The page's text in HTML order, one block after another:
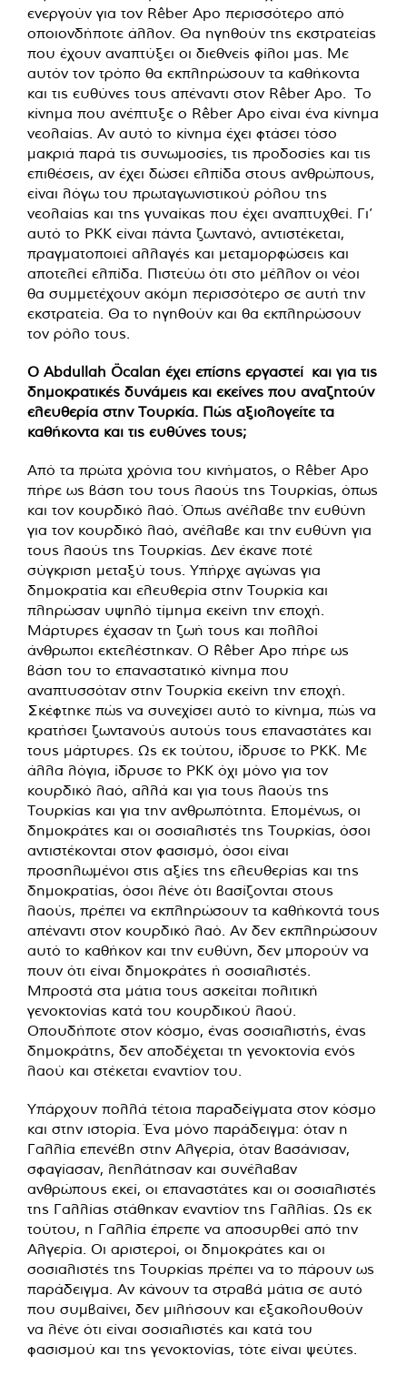
ενεργούν για τον Rêber Apo περισσότερο από
οποιονδήποτε άλλον. Θα ηγηθούν της εκστρατείας
που έχουν αναπτύξει οι διεθνείς φίλοι μας. Με
αυτόν τον τρόπο θα εκπληρώσουν τα καθήκοντα
και τις ευθύνες τους απέναντι στον Rêber Apo. Το
κίνημα που ανέπτυξε ο Rêber Apo είναι ένα κίνημα
νεολαίας. Αν αυτό το κίνημα έχει φτάσει τόσο
μακριά παρά τις συνωμοσίες, τις προδοσίες και τις
επιθέσεις, αν έχει δώσει ελπίδα στους ανθρώπους,
είναι λόγω του πρωταγωνιστικού ρόλου της
νεολαίας και της γυναίκας που έχει αναπτυχθεί. Γι’
αυτό το PKK είναι πάντα ζωντανό, αντιστέκεται,
πραγματοποιεί αλλαγές και μεταμορφώσεις και
αποτελεί ελπίδα. Πιστεύω ότι στο μέλλον οι νέοι
θα συμμετέχουν ακόμη περισσότερο σε αυτή την
εκστρατεία. Θα το ηγηθούν και θα εκπληρώσουν
τον ρόλο τους.
Ο Abdullah Öcalan έχει επίσης εργαστεί και για τις
δημοκρατικές δυνάμεις και εκείνες που αναζητούν
ελευθερία στην Τουρκία. Πώς αξιολογείτε τα
καθήκοντα και τις ευθύνες τους;
Από τα πρώτα χρόνια του κινήματος, ο Rêber Apo
πήρε ως βάση του τους λαούς της Τουρκίας, όπως
και τον κουρδικό λαό. Όπως ανέλαβε την ευθύνη
για τον κουρδικό λαό, ανέλαβε και την ευθύνη για
τους λαούς της Τουρκίας. Δεν έκανε ποτέ
σύγκριση μεταξύ τους. Υπήρχε αγώνας για
δημοκρατία και ελευθερία στην Τουρκία και
πληρώσαν υψηλό τίμημα εκείνη την εποχή.
Μάρτυρες έχασαν τη ζωή τους και πολλοί
άνθρωποι εκτελέστηκαν. Ο Rêber Apo πήρε ως
βάση του το επαναστατικό κίνημα που
αναπτυσσόταν στην Τουρκία εκείνη την εποχή.
Σκέφτηκε πώς να συνεχίσει αυτό το κίνημα, πώς να
κρατήσει ζωντανούς αυτούς τους επαναστάτες και
τους μάρτυρες. Ως εκ τούτου, ίδρυσε το PKK. Με
άλλα λόγια, ίδρυσε το PKK όχι μόνο για τον
κουρδικό λαό, αλλά και για τους λαούς της
Τουρκίας και για την ανθρωπότητα. Επομένως, οι
δημοκράτες και οι σοσιαλιστές της Τουρκίας, όσοι
αντιστέκονται στον φασισμό, όσοι είναι
προσηλωμένοι στις αξίες της ελευθερίας και της
δημοκρατίας, όσοι λένε ότι βασίζονται στους
λαούς, πρέπει να εκπληρώσουν τα καθήκοντά τους
απέναντι στον κουρδικό λαό. Αν δεν εκπληρώσουν
αυτό το καθήκον και την ευθύνη, δεν μπορούν να
πουν ότι είναι δημοκράτες ή σοσιαλιστές.
Μπροστά στα μάτια τους ασκείται πολιτική
γενοκτονίας κατά του κουρδικού λαού.
Οπουδήποτε στον κόσμο, ένας σοσιαλιστής, ένας
δημοκράτης, δεν αποδέχεται τη γενοκτονία ενός
λαού και στέκεται εναντίον του.
Υπάρχουν πολλά τέτοια παραδείγματα στον κόσμο
και στην ιστορία. Ένα μόνο παράδειγμα: όταν η
Γαλλία επενέβη στην Αλγερία, όταν βασάνισαν,
σφαγίασαν, λεηλάτησαν και συνέλαβαν
ανθρώπους εκεί, οι επαναστάτες και οι σοσιαλιστές
της Γαλλίας στάθηκαν εναντίον της Γαλλίας. Ως εκ
τούτου, η Γαλλία έπρεπε να αποσυρθεί από την
Αλγερία. Οι αριστεροί, οι δημοκράτες και οι
σοσιαλιστές της Τουρκίας πρέπει να το πάρουν ως
παράδειγμα. Αν κάνουν τα στραβά μάτια σε αυτό
που συμβαίνει, δεν μιλήσουν και εξακολουθούν
να λένε ότι είναι σοσιαλιστές και κατά του
φασισμού και της γενοκτονίας, τότε είναι ψεύτες.